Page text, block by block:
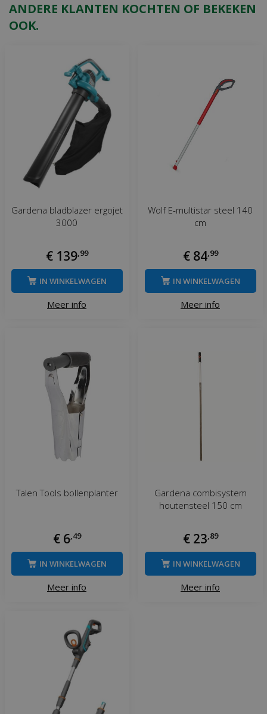
ANDERE KLANTEN KOCHTEN OF BEKEKEN
OOK.
Gardena bladblazer ergojet
3000
€ 139,99
Meer info
IN WINKELWAGEN
Wolf E-multistar steel 140
cm
€ 84,99
Meer info
IN WINKELWAGEN
Talen Tools bollenplanter
€ 6,49
Meer info
IN WINKELWAGEN
Gardena combisystem
houtensteel 150 cm
€ 23,89
Meer info
IN WINKELWAGEN